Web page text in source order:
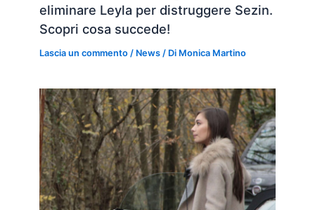
eliminare Leyla per distruggere Sezin.
Scopri cosa succede!
Lascia un commento / News / Di Monica Martino